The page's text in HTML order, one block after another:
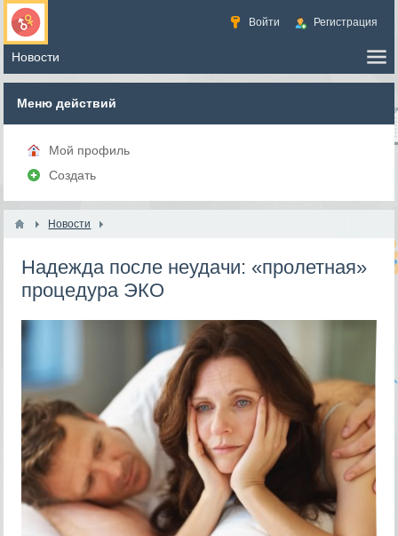
Войти Регистрация
Меню действий
Мой профиль
Создать
Новости
Надежда после неудачи: «пролетная»
процедура ЭКО